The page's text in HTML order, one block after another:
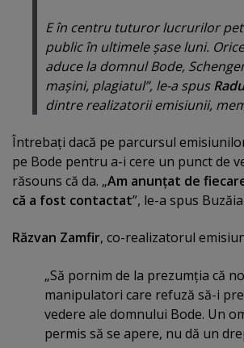
E în centru tuturor lucrurilor
public în ultimele şase luni.
aduce la domnul Bode,
maşini, plagiatul”, le-a spus
dintre realizatorii emisiunii,
Întrebaţi dacă pe parcursul
pe Bode pentru a-i cere un punct de
răsouns că da. „Am anunţat de
că a fost contactat”, le-a spus
Răzvan Zamfir, co-realizatorul
„Să pornim de la prezumţia că
manipulatori care refuză să-i
vedere ale domnului Bode. Un
permis să se apere, nu dă un